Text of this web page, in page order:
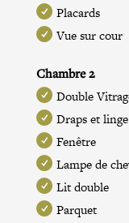
Placards
Vue sur cour
Chambre 2
Double
Draps et
Fenêtre
Lampe de
Lit double
Parquet